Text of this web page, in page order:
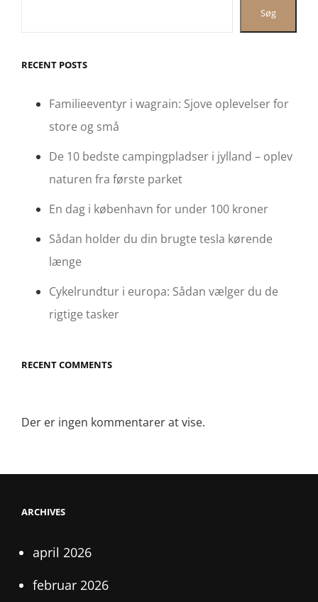
Søg
RECENT POSTS
Familieeventyr i wagrain: Sjove oplevelser for
store og små
De 10 bedste campingpladser i jylland – oplev
naturen fra første parket
En dag i københavn for under 100 kroner
Sådan holder du din brugte tesla kørende
længe
Cykelrundtur i europa: Sådan vælger du de
rigtige tasker
RECENT COMMENTS
Der er ingen kommentarer at vise.
ARCHIVES
april 2026
februar 2026